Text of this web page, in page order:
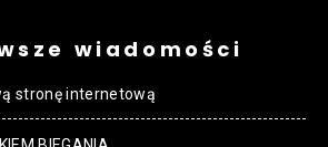
wiadomości
stronę internetową